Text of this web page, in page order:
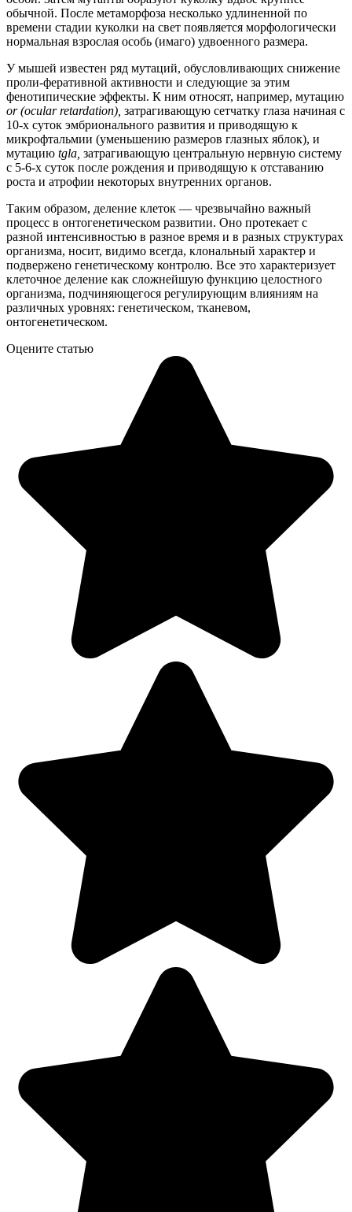
обычной. После метаморфоза несколько удлиненной по
времени стадии куколки на свет появляется морфологически
нормальная взрослая особь (имаго) удвоенного размера.
У мышей известен ряд мутаций, обусловливающих снижение
проли-феративной активности и следующие за этим
фенотипические эффекты. К ним относят, например, мутацию
or (ocular retardation), затрагивающую сетчатку глаза начиная с
10-х суток эмбрионального развития и приводящую к
микрофтальмии (уменьшению размеров глазных яблок), и
мутацию tgla, затрагивающую центральную нервную систему
с 5-6-х суток после рождения и приводящую к отставанию
роста и атрофии некоторых внутренних органов.
Таким образом, деление клеток — чрезвычайно важный
процесс в онтогенетическом развитии. Оно протекает с
разной интенсивностью в разное время и в разных структурах
организма, носит, видимо всегда, клональный характер и
подвержено генетическому контролю. Все это характеризует
клеточное деление как сложнейшую функцию целостного
организма, подчиняющегося регулирующим влияниям на
различных уровнях: генетическом, тканевом,
онтогенетическом.
Оцените статью